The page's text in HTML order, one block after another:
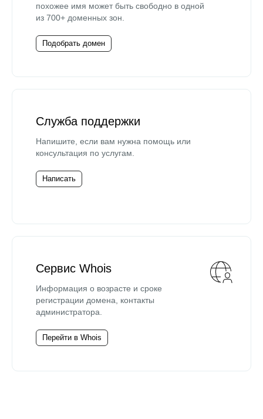
похожее имя может быть свободно в одной
из 700+ доменных зон.
Подобрать домен
Служба поддержки
Напишите, если вам нужна помощь или
консультация по услугам.
Написать
Сервис Whois
Информация о возрасте и сроке
регистрации домена, контакты
администратора.
Перейти в Whois